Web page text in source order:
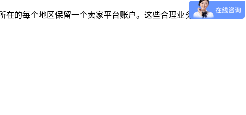
的每个地区保留一个卖家平台账户。这些合理业务需要包括：